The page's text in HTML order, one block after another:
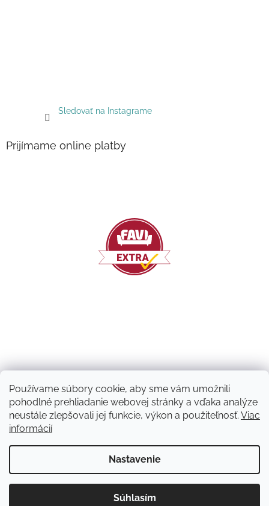
Používame súbory cookie, aby sme vám umožnili
pohodlné prehliadanie webovej stránky a vďaka analýze
neustále zlepšovali jej funkcie, výkon a použiteľnosť. Viac
informácií
Nastavenie
Súhlasím
Sledovať na Instagrame
Prijímame online platby
vyhradené.